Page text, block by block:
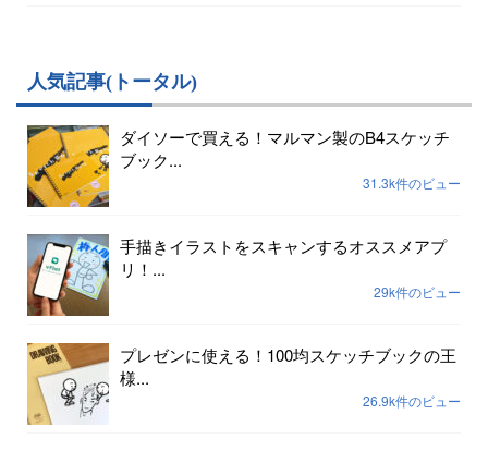
人気記事(トータル)
ダイソーで買える！マルマン製のB4スケッチ
ブック...
31.3k件のビュー
手描きイラストをスキャンするオススメアプ
リ！...
29k件のビュー
プレゼンに使える！100均スケッチブックの王
様...
26.9k件のビュー